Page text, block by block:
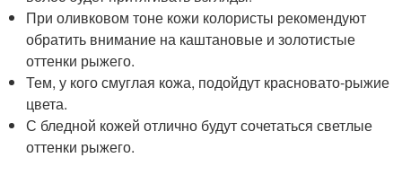
При оливковом тоне кожи колористы рекомендуют
обратить внимание на каштановые и золотистые
оттенки рыжего.
Тем, у кого смуглая кожа, подойдут красновато-рыжие
цвета.
С бледной кожей отлично будут сочетаться светлые
оттенки рыжего.